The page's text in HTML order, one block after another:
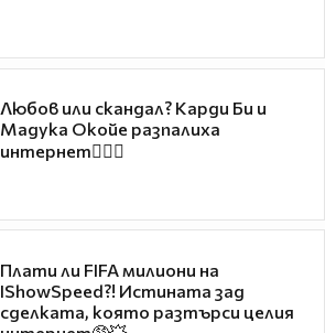
Любов или скандал? Карди Би и
Мадука Окойе разпалиха
интернет❤️‍🔥🔥
Плати ли FIFA милиони на
IShowSpeed?! Истината зад
сделката, която разтърси целия